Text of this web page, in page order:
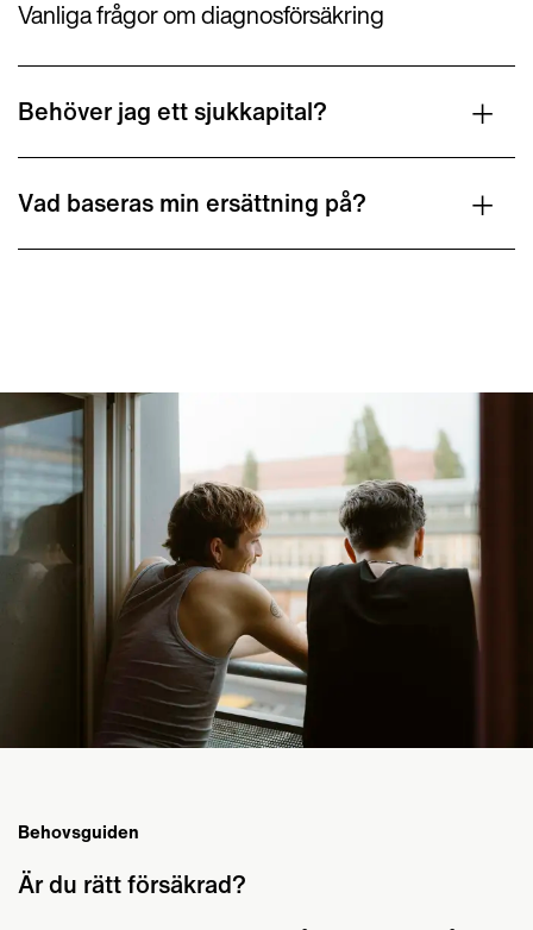
Vanliga frågor om diagnosförsäkring
Behöver jag ett sjukkapital?
Vad baseras min ersättning på?
Behovsguiden
Är du rätt försäkrad?